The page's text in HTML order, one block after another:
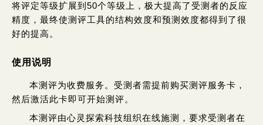
将评定等级扩展到50个等级上，极大提高了受测者的反应
精度，最终使测评工具的结构效度和预测效度都得到了很
好的提高。
使用说明
本测评为收费服务。受测者需提前购买测评服务卡，
然后激活此卡即可开始测评。
本测评由心灵探索科技组织在线施测，要求受测者在